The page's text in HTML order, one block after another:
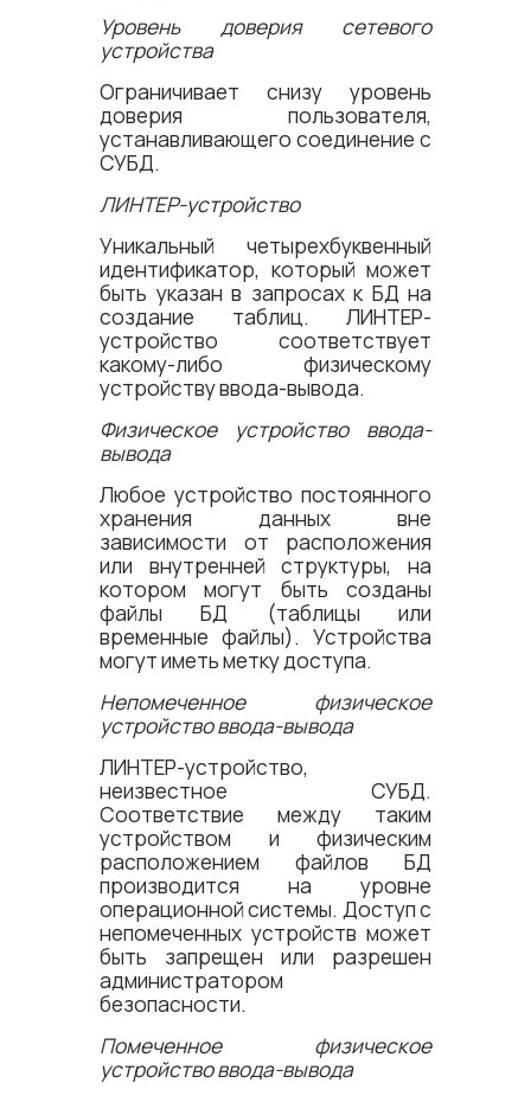
Уровень доверия сетевого
устройства
Ограничивает снизу уровень
доверия пользователя,
устанавливающего соединение с
СУБД.
ЛИНТЕР-устройство
Уникальный четырехбуквенный
идентификатор, который может
быть указан в запросах к БД на
создание таблиц. ЛИНТЕР-
устройство соответствует
какому-либо физическому
устройству ввода-вывода.
Физическое устройство ввода-
вывода
Любое устройство постоянного
хранения данных вне
зависимости от расположения
или внутренней структуры, на
котором могут быть созданы
файлы БД (таблицы или
временные файлы). Устройства
могут иметь метку доступа.
Непомеченное физическое
устройство ввода-вывода
ЛИНТЕР-устройство,
неизвестное СУБД.
Соответствие между таким
устройством и физическим
расположением файлов БД
производится на уровне
операционной системы. Доступ с
непомеченных устройств может
быть запрещен или разрешен
администратором
безопасности.
Помеченное физическое
устройство ввода-вывода